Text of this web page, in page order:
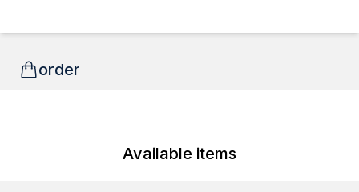
order
Available items